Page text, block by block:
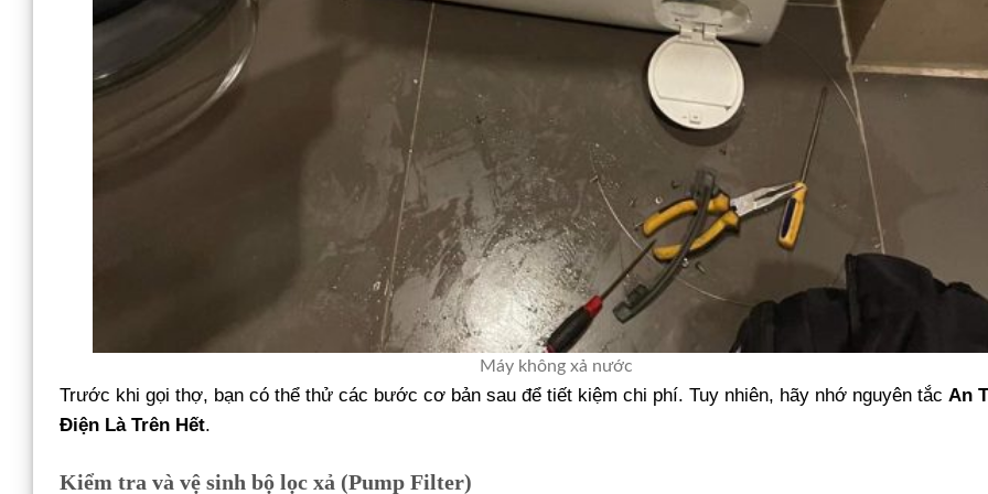
Máy không xả nước
Trước khi gọi thợ, bạn có thể thử các bước cơ bản sau để tiết kiệm chi phí. Tuy nhiên, hãy nhớ nguyên tắc An
Điện Là Trên Hết.
Kiểm tra và vệ sinh bộ lọc xả (Pump Filter)